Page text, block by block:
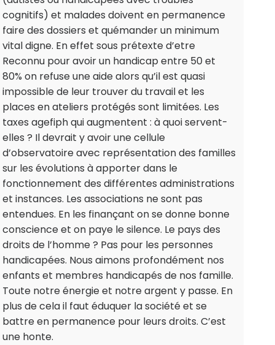
cognitifs) et malades doivent en permanence
faire des dossiers et quémander un minimum
vital digne. En effet sous prétexte d’etre
Reconnu pour avoir un handicap entre 50 et
80% on refuse une aide alors qu’il est quasi
impossible de leur trouver du travail et les
places en ateliers protégés sont limitées. Les
taxes agefiph qui augmentent : à quoi servent-
elles ? Il devrait y avoir une cellule
d’observatoire avec représentation des familles
sur les évolutions à apporter dans le
fonctionnement des différentes administrations
et instances. Les associations ne sont pas
entendues. En les finançant on se donne bonne
conscience et on paye le silence. Le pays des
droits de l’homme ? Pas pour les personnes
handicapées. Nous aimons profondément nos
enfants et membres handicapés de nos famille.
Toute notre énergie et notre argent y passe. En
plus de cela il faut éduquer la société et se
battre en permanence pour leurs droits. C’est
une honte.